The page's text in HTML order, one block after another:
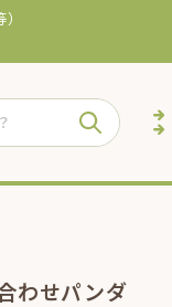
わせパンダ